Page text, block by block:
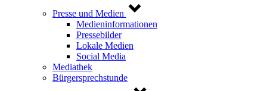
Presse und Medien
Medieninformationen
Pressebilder
Lokale Medien
Social Media
Mediathek
Bürgersprechstunde